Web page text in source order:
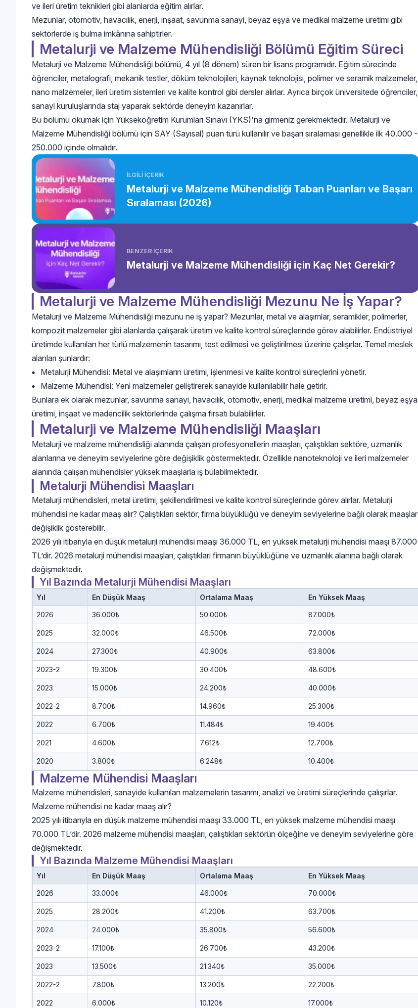
ve ileri üretim teknikleri gibi alanlarda eğitim alırlar.
Mezunlar, otomotiv, havacılık, enerji, inşaat, savunma sanayi, beyaz eşya ve medikal malzeme üretimi gibi
sektörlerde iş bulma imkânına sahiptirler.
Metalurji ve Malzeme Mühendisliği Bölümü Eğitim Süreci
Metalurji ve Malzeme Mühendisliği bölümü, 4 yıl (8 dönem) süren bir lisans programıdır. Eğitim sürecinde
öğrenciler, metalografi, mekanik testler, döküm teknolojileri, kaynak teknolojisi, polimer ve seramik malzemeler,
nano malzemeler, ileri üretim sistemleri ve kalite kontrol gibi dersler alırlar. Ayrıca birçok üniversitede öğrenciler,
sanayi kuruluşlarında staj yaparak sektörde deneyim kazanırlar.
Bu bölümü okumak için Yükseköğretim Kurumları Sınavı (YKS)'na girmeniz gerekmektedir. Metalurji ve
Malzeme Mühendisliği bölümü için SAY (Sayısal) puan türü kullanılır ve başarı sıralaması genellikle ilk 40.000 -
250.000 içinde olmalıdır.
İLGİLİ İÇERİK
Metalurji ve Malzeme Mühendisliği Taban Puanları ve Başarı
Sıralaması (2026)
BENZER İÇERİK
Metalurji ve Malzeme Mühendisliği için Kaç Net Gerekir?
Metalurji ve Malzeme Mühendisliği Mezunu Ne İş Yapar?
Metalurji ve Malzeme Mühendisliği mezunu ne iş yapar? Mezunlar, metal ve alaşımlar, seramikler, polimerler,
kompozit malzemeler gibi alanlarda çalışarak üretim ve kalite kontrol süreçlerinde görev alabilirler. Endüstriyel
üretimde kullanılan her türlü malzemenin tasarımı, test edilmesi ve geliştirilmesi üzerine çalışırlar. Temel meslek
alanları şunlardır:
Metalurji Mühendisi: Metal ve alaşımların üretimi, işlenmesi ve kalite kontrol süreçlerini yönetir.
Malzeme Mühendisi: Yeni malzemeler geliştirerek sanayide kullanılabilir hale getirir.
Bunlara ek olarak mezunlar, savunma sanayi, havacılık, otomotiv, enerji, medikal malzeme üretimi, beyaz eşya
üretimi, inşaat ve madencilik sektörlerinde çalışma fırsatı bulabilirler.
Metalurji ve Malzeme Mühendisliği Maaşları
Metalurji ve malzeme mühendisliği alanında çalışan profesyonellerin maaşları, çalıştıkları sektöre, uzmanlık
alanlarına ve deneyim seviyelerine göre değişiklik göstermektedir. Özellikle nanoteknoloji ve ileri malzemeler
alanında çalışan mühendisler yüksek maaşlarla iş bulabilmektedir.
Metalurji Mühendisi Maaşları
Metalurji mühendisleri, metal üretimi, şekillendirilmesi ve kalite kontrol süreçlerinde görev alırlar. Metalurji
mühendisi ne kadar maaş alır? Çalıştıkları sektör, firma büyüklüğü ve deneyim seviyelerine bağlı olarak maaşlar
değişiklik gösterebilir.
2026 yılı itibarıyla en düşük metalurji mühendisi maaşı 36.000 TL, en yüksek metalurji mühendisi maaşı 87.000
TL’dir. 2026 metalurji mühendisi maaşları, çalıştıkları firmanın büyüklüğüne ve uzmanlık alanına bağlı olarak
değişmektedir.
Yıl Bazında Metalurji Mühendisi Maaşları
Yıl En Düşük Maaş Ortalama Maaş En Yüksek Maaş
2026 36.000₺ 50.000₺ 87.000₺
2025 32.000₺ 46.500₺ 72.000₺
2024 27.300₺ 40.900₺ 63.800₺
2023-2 19.300₺ 30.400₺ 48.600₺
2023 15.000₺ 24.200₺ 40.000₺
2022-2 8.700₺ 14.960₺ 25.300₺
2022 6.700₺ 11.484₺ 19.400₺
2021 4.600₺ 7.612₺ 12.700₺
2020 3.800₺ 6.248₺ 10.400₺
Malzeme Mühendisi Maaşları
Malzeme mühendisleri, sanayide kullanılan malzemelerin tasarımı, analizi ve üretimi süreçlerinde çalışırlar.
Malzeme mühendisi ne kadar maaş alır?
2025 yılı itibarıyla en düşük malzeme mühendisi maaşı 33.000 TL, en yüksek malzeme mühendisi maaşı
70.000 TL’dir. 2026 malzeme mühendisi maaşları, çalıştıkları sektörün ölçeğine ve deneyim seviyelerine göre
değişmektedir.
Yıl Bazında Malzeme Mühendisi Maaşları
Yıl En Düşük Maaş Ortalama Maaş En Yüksek Maaş
2026 33.000₺ 46.000₺ 70.000₺
2025 28.200₺ 41.200₺ 63.700₺
2024 24.000₺ 35.800₺ 56.600₺
2023-2 17.100₺ 26.700₺ 43.200₺
2023 13.500₺ 21.340₺ 35.000₺
2022-2 7.800₺ 13.200₺ 22.200₺
2022 6.000₺ 10.120₺ 17.000₺